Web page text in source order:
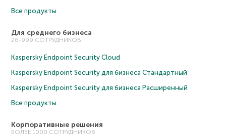
Все продукты
Для среднего бизнеса
26-999 СОТРУДНИКОВ
Kaspersky Endpoint Security Cloud
Kaspersky Endpoint Security для бизнеса Cтандартный
Kaspersky Endpoint Security для бизнеса Расширенный
Все продукты
Корпоративные решения
БОЛЕЕ 1000 СОТРУДНИКОВ